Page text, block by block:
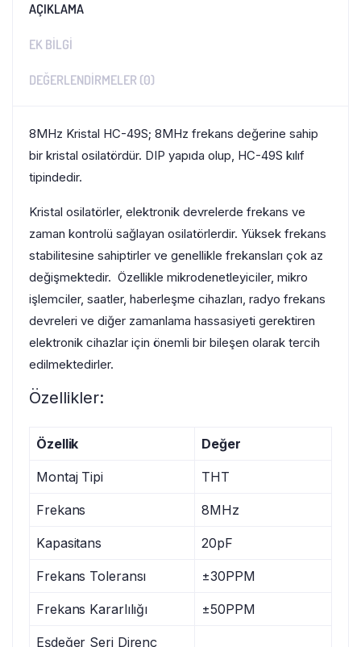
AÇIKLAMA
EK BILGI
DEĞERLENDIRMELER (0)
8MHz Kristal HC-49S; 8MHz frekans değerine sahip
bir kristal osilatördür. DIP yapıda olup, HC-49S kılıf
tipindedir.
Kristal osilatörler, elektronik devrelerde frekans ve
zaman kontrolü sağlayan osilatörlerdir. Yüksek frekans
stabilitesine sahiptirler ve genellikle frekansları çok az
değişmektedir. Özellikle mikrodenetleyiciler, mikro
işlemciler, saatler, haberleşme cihazları, radyo frekans
devreleri ve diğer zamanlama hassasiyeti gerektiren
elektronik cihazlar için önemli bir bileşen olarak tercih
edilmektedirler.
Özellikler:
Özellik Değer
Montaj Tipi THT
Frekans 8MHz
Kapasitans 20pF
Frekans Toleransı ±30PPM
Frekans Kararlılığı ±50PPM
Eşdeğer Seri Direnç